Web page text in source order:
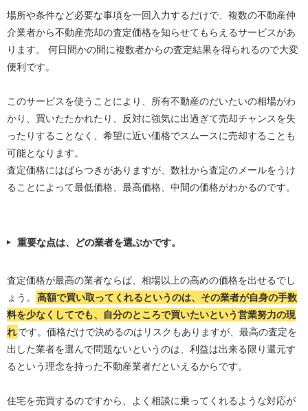
場所や条件など必要な事項を一回入力するだけで、複数の不動産仲
介業者から不動産売却の査定価格を知らせてもらえるサービスがあ
ります。 何日間かの間に複数者からの査定結果を得られるので大変
便利です。
このサービスを使うことにより、所有不動産のだいたいの相場がわ
かり、買いたたかれたり、反対に強気に出過ぎて売却チャンスを失
ったりすることなく、希望に近い価格でスムースに売却することも
可能となります。
査定価格にはばらつきがありますが、数社から査定のメールをうけ
ることによって最低価格、最高価格、中間の価格がわかるのです。
重要な点は、どの業者を選ぶかです。
査定価格が最高の業者ならば、相場以上の高めの価格を出せるでし
ょう。
高額で買い取ってくれるというのは、その業者が自身の手数
料を少なくしてでも、自分のところで買いたいという営業努力の現
れです。価格だけで決めるのはリスクもありますが、最高の査定を
出した業者を選んで問題ないというのは、利益は出来る限り還元す
るという理念を持った不動産業者だといえるからです。
住宅を売買するのですから、よく相談に乗ってくれるような対応が